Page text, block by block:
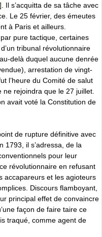
] . Il s’acquitta de sa tâche avec
Le 25 février, des émeutes
à Paris et ailleurs.
pure tactique, certaines
tribunal révolutionnaire
delà duquel aucune denrée
arrestation de vingt-
l’heure du Comité de salut
rejoindra que le 27 juillet.
avait voté la Constitution de
de rupture définitive avec
1793, il s’adressa, de la
pour leur
révolutionnaire en refusant
accapareurs et les agioteurs
Discours flamboyant,
principal effet de convaincre
façon de faire taire ce
traqué, comme agent de